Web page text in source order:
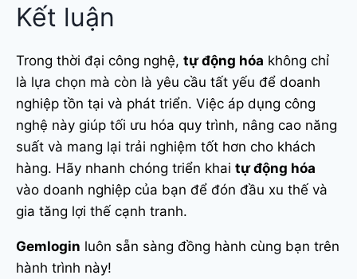
Kết luận
Trong thời đại công nghệ, tự động hóa không chỉ
là lựa chọn mà còn là yêu cầu tất yếu để doanh
nghiệp tồn tại và phát triển. Việc áp dụng công
nghệ này giúp tối ưu hóa quy trình, nâng cao năng
suất và mang lại trải nghiệm tốt hơn cho khách
hàng. Hãy nhanh chóng triển khai tự động hóa
vào doanh nghiệp của bạn để đón đầu xu thế và
gia tăng lợi thế cạnh tranh.
Gemlogin luôn sẵn sàng đồng hành cùng bạn trên
hành trình này!